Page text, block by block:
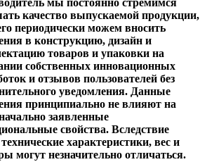
мы постоянно стремимся
качество выпускаемой продукции,
периодически можем вносить
в конструкцию, дизайн и
товаров и упаковки на
собственных инновационных
и отзывов пользователей без
уведомления. Данные
принципиально не влияют на
заявленные
свойства. Вследствие
технические характеристики, вес и
могут незначительно отличаться.